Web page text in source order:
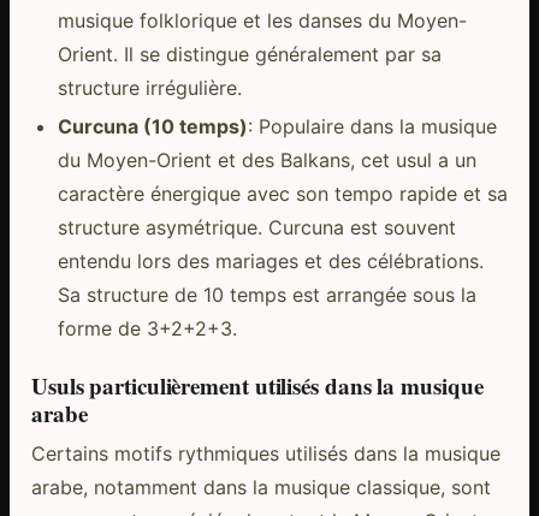
musique folklorique et les danses du Moyen-
Orient. Il se distingue généralement par sa
structure irrégulière.
Curcuna (10 temps): Populaire dans la musique
du Moyen-Orient et des Balkans, cet usul a un
caractère énergique avec son tempo rapide et sa
structure asymétrique. Curcuna est souvent
entendu lors des mariages et des célébrations.
Sa structure de 10 temps est arrangée sous la
forme de 3+2+2+3.
Usuls particulièrement utilisés dans la musique
arabe
Certains motifs rythmiques utilisés dans la musique
arabe, notamment dans la musique classique, sont